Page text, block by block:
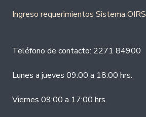
Ingreso requerimientos Sistema OIRS
Teléfono de contacto: 2271 84900
Lunes a jueves 09:00 a 18:00 hrs.
Viernes 09:00 a 17:00 hrs.